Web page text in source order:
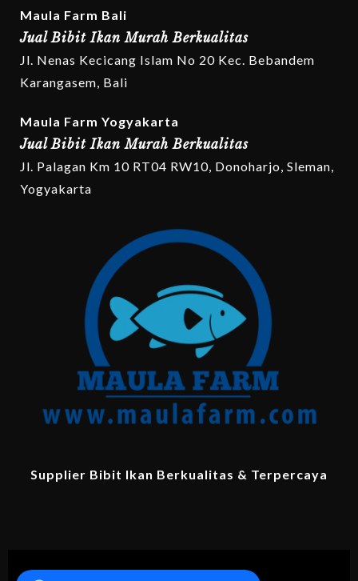
Maula Farm Bali
Jual Bibit Ikan Murah Berkualitas
Jl. Nenas Kecicang Islam No 20 Kec. Bebandem
Karangasem, Bali
Maula Farm Yogyakarta
Jual Bibit Ikan Murah Berkualitas
Jl. Palagan Km 10 RT04 RW10, Donoharjo, Sleman,
Yogyakarta
Supplier Bibit Ikan Berkualitas & Terpercaya